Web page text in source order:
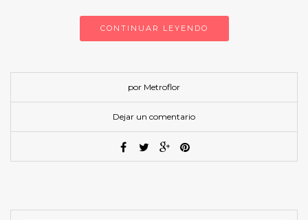
CONTINUAR LEYENDO
por Metroflor
Dejar un comentario